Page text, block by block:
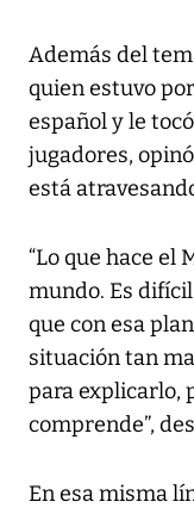
Además del
quien estuvo
español y le
jugadores,
está
“Lo que hace el
mundo. Es
que con esa
situación tan
para explicarlo,
comprende”,
En esa misma